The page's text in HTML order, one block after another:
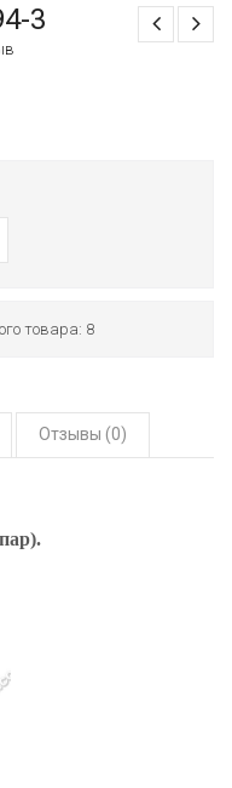
3
товара: 8
Отзывы (0)